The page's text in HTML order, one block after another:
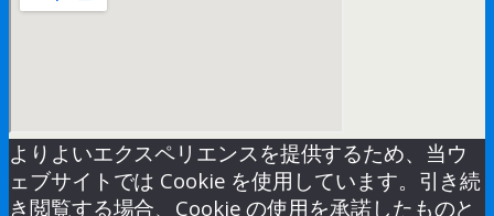
よりよいエクスペリエンスを提供するため、当ウ
ェブサイトでは Cookie を使用しています。引き続
き閲覧する場合、Cookie の使用を承諾したものと